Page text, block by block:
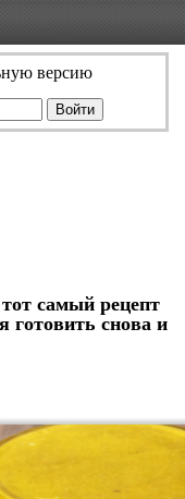
версию
самый рецепт
снова и